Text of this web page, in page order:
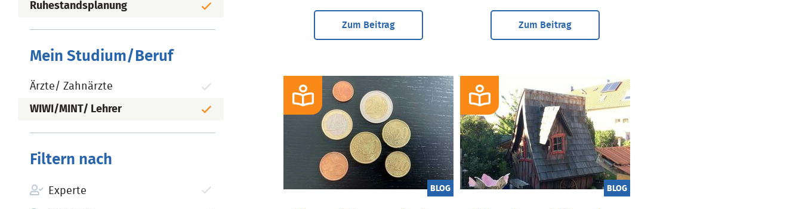
Ruhestandsplanung
Mein Studium/Beruf
Ärzte/ Zahnärzte
WIWI/MINT/ Lehrer
Filtern nach
Experte
Zum Beitrag Zum Beitrag
BLOG BLOG